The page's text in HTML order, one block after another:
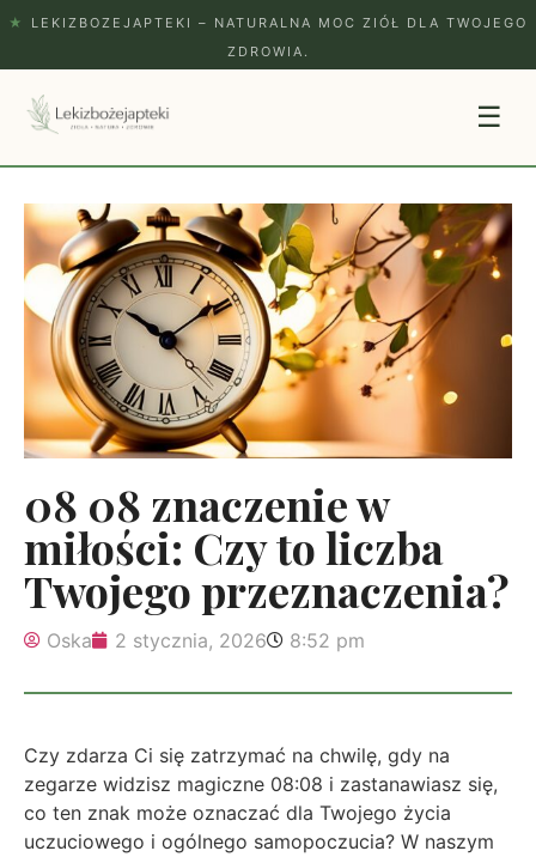
★
LEKIZBOZEJAPTEKI – NATURALNA MOC ZIÓŁ DLA TWOJEGO
ZDROWIA.
☰
08 08 znaczenie w
miłości: Czy to liczba
Twojego przeznaczenia?
Oska 2 stycznia, 2026 8:52 pm
Czy zdarza Ci się zatrzymać na chwilę, gdy na
zegarze widzisz magiczne 08:08 i zastanawiasz się,
co ten znak może oznaczać dla Twojego życia
uczuciowego i ogólnego samopoczucia? W naszym